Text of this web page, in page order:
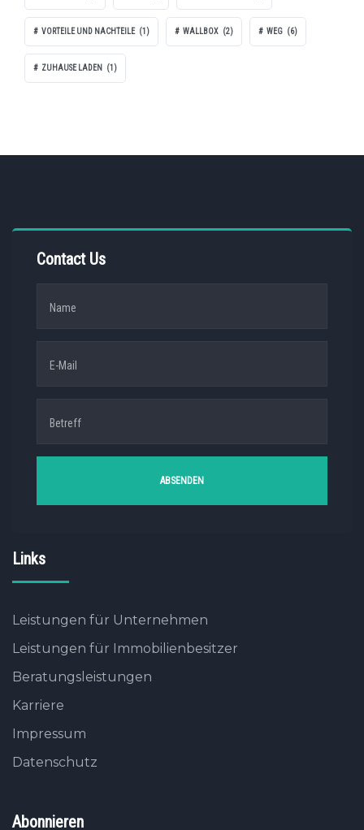
VORTEILE UND NACHTEILE (1) WALLBOX (2) WEG (6)
ZUHAUSE LADEN (1)
Contact Us
Links
Leistungen für Unternehmen
Leistungen für Immobilienbesitzer
Beratungsleistungen
Karriere
Impressum
Datenschutz
Abonnieren